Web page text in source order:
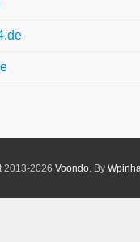
2013-2026 Voondo. By